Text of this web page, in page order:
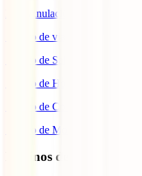
IATI Anulación Premium
Seguro de viaje COVID
Seguro de Salud
Seguro de Hogar
Seguro de Coche
Seguro de Moto
Destinos de interés